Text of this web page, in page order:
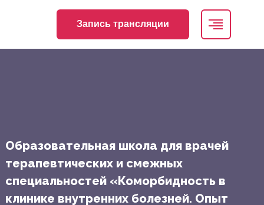
Запись трансляции
Образовательная школа для врачей
терапевтических и смежных
специальностей «Коморбидность в
клинике внутренних болезней. Опыт